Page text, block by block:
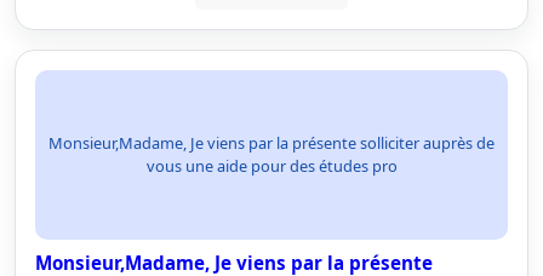
Monsieur,Madame, Je viens par la présente solliciter auprès de
vous une aide pour des études pro
Monsieur,Madame, Je viens par la présente